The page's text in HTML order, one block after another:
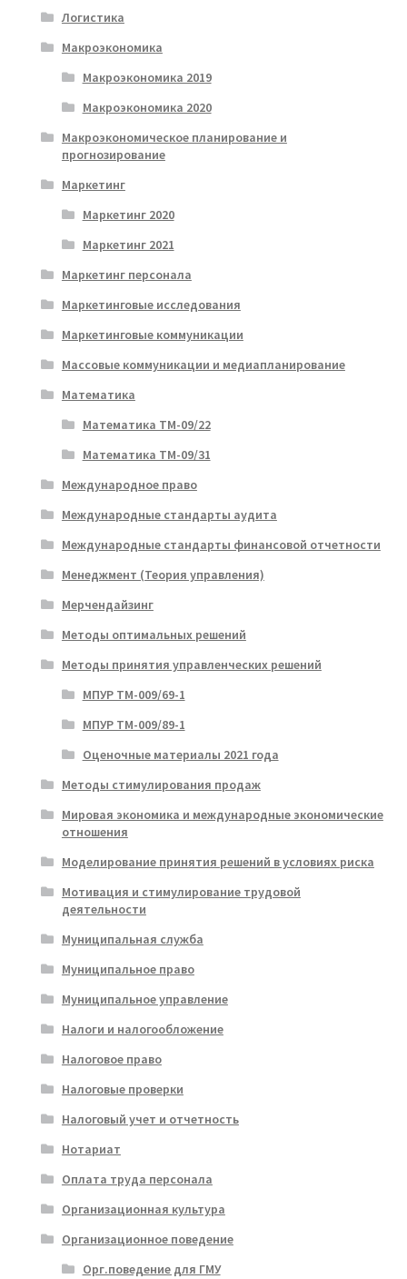
Логистика
Макроэкономика
Макроэкономика 2019
Макроэкономика 2020
Макроэкономическое планирование и
прогнозирование
Маркетинг
Маркетинг 2020
Маркетинг 2021
Маркетинг персонала
Маркетинговые исследования
Маркетинговые коммуникации
Массовые коммуникации и медиапланирование
Математика
Математика ТМ-09/22
Математика ТМ-09/31
Международное право
Международные стандарты аудита
Международные стандарты финансовой отчетности
Менеджмент (Теория управления)
Мерчендайзинг
Методы оптимальных решений
Методы принятия управленческих решений
МПУР ТМ-009/69-1
МПУР ТМ-009/89-1
Оценочные материалы 2021 года
Методы стимулирования продаж
Мировая экономика и международные экономические
отношения
Моделирование принятия решений в условиях риска
Мотивация и стимулирование трудовой
деятельности
Муниципальная служба
Муниципальное право
Муниципальное управление
Налоги и налогообложение
Налоговое право
Налоговые проверки
Налоговый учет и отчетность
Нотариат
Оплата труда персонала
Организационная культура
Организационное поведение
Орг.поведение для ГМУ